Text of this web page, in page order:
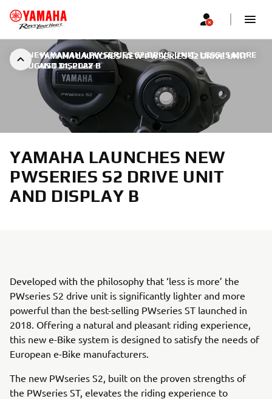
YAMAHA LAUNCHES NEW PWSERIES S2 DRIVE UNIT
AND DISPLAY B
ALL NEW YAMAHA PWSERIES S2 DRIVE UNIT: LESS IS MORE
AUGUST 31, 2022
YAMAHA LAUNCHES NEW
PWSERIES S2 DRIVE UNIT
AND DISPLAY B
Developed with the philosophy that ‘less is more’ the
PWseries S2 drive unit is significantly lighter and more
powerful than the best-selling PWseries ST launched in
2018. Offering a natural and pleasant riding experience,
this new e-Bike system is designed to satisfy the needs of
European e-Bike manufacturers.
The new PWseries S2, built on the proven strengths of
the PWseries ST, elevates the riding experience to